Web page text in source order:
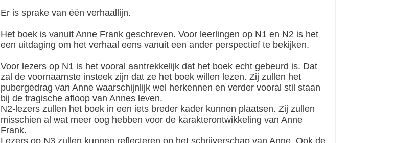
Er is sprake van één verhaallijn.
Het boek is vanuit Anne Frank geschreven. Voor leerlingen op N1 en N2 is het
een uitdaging om het verhaal eens vanuit een ander perspectief te bekijken.
Voor lezers op N1 is het vooral aantrekkelijk dat het boek echt gebeurd is. Dat
zal de voornaamste insteek zijn dat ze het boek willen lezen. Zij zullen het
pubergedrag van Anne waarschijnlijk wel herkennen en verder vooral stil staan
bij de tragische afloop van Annes leven.
N2-lezers zullen het boek in een iets breder kader kunnen plaatsen. Zij zullen
misschien al wat meer oog hebben voor de karakterontwikkeling van Anne
Frank.
Lezers op N3 zullen kunnen reflecteren op het schrijverschap van Anne. Ook de